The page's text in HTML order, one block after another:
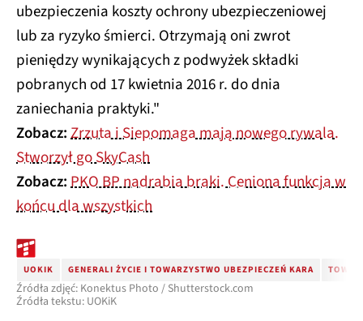
ubezpieczenia koszty ochrony ubezpieczeniowej
lub za ryzyko śmierci. Otrzymają oni zwrot
pieniędzy wynikających z podwyżek składki
pobranych od 17 kwietnia 2016 r. do dnia
zaniechania praktyki."
Zobacz:Zrzuta i Siepomaga mają nowego rywala.
Stworzył go SkyCash
Zobacz:PKO BP nadrabia braki. Ceniona funkcja w
końcu dla wszystkich
UOKIK GENERALI ŻYCIE I TOWARZYSTWO UBEZPIECZEŃ KARA
Źródła zdjęć: Konektus Photo / Shutterstock.com
Źródła tekstu: UOKiK